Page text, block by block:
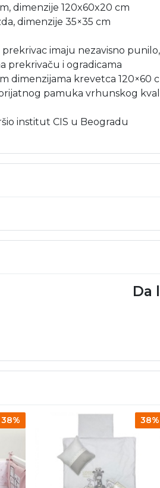
dimenzije 120x60x20 cm
dimenzije 35×35 cm
prekrivac imaju nezavisno
prekrivaču i ogradicama
dimenzijama krevetca 120×60
prijatnog pamuka vrhunskog
institut CIS u Beogradu
Da
38% 38%